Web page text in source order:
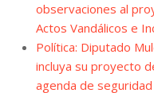
observaciones al
Actos Vandálicos e
Política: Diputado
incluya su proyecto
agenda de seguridad